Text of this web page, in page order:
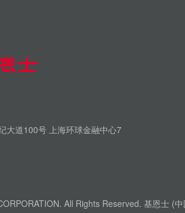
大道100号 上海环球金融中心7
All Rights Reserved. 基恩士 (